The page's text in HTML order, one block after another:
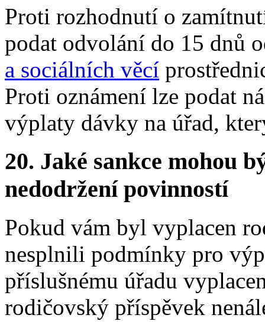
Proti rozhodnutí o
podat odvolání do 15 dnů
a sociálních věcí
Proti oznámení lze podat
výplaty dávky na úřad,
20. Jaké sankce mohou
nedodržení povinností
Pokud vám byl vyplacen
nesplnili podmínky pro
příslušnému úřadu
rodičovský příspěvek